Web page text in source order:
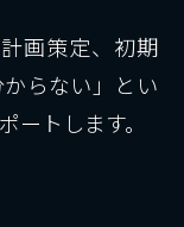
画策定、初期
らない」とい
ートします。